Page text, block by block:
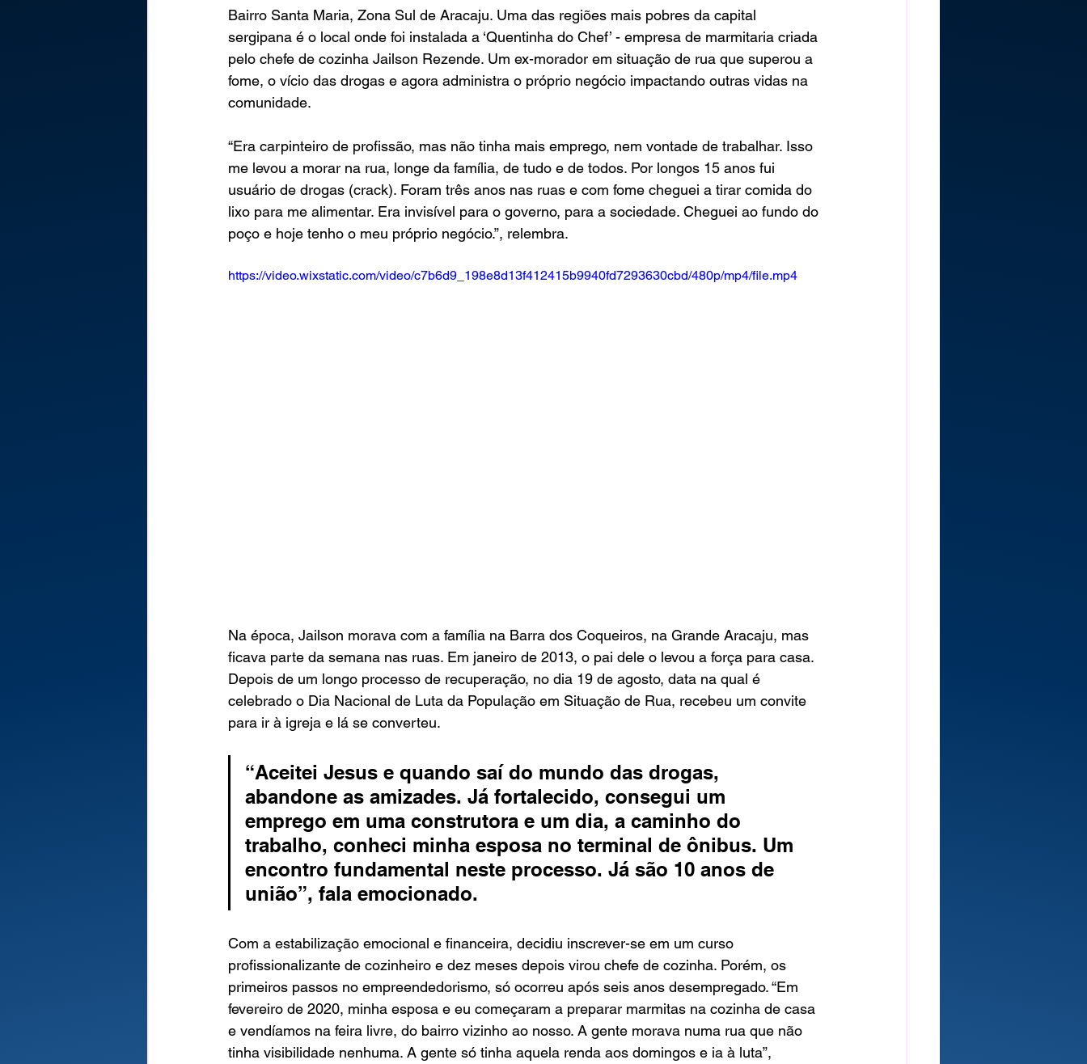
Bairro Santa Maria, Zona Sul de Aracaju. Uma das regiões mais pobres da capital
sergipana é o local onde foi instalada a ‘Quentinha do Chef’ - empresa de marmitaria criada
pelo chefe de cozinha Jailson Rezende. Um ex-morador em situação de rua que superou a
fome, o vício das drogas e agora administra o próprio negócio impactando outras vidas na
comunidade.
“Era carpinteiro de profissão, mas não tinha mais emprego, nem vontade de trabalhar. Isso
me levou a morar na rua, longe da família, de tudo e de todos. Por longos 15 anos fui
usuário de drogas (crack). Foram três anos nas ruas e com fome cheguei a tirar comida do
lixo para me alimentar. Era invisível para o governo, para a sociedade. Cheguei ao fundo do
poço e hoje tenho o meu próprio negócio.”, relembra.
https://video.wixstatic.com/video/c7b6d9_198e8d13f412415b9940fd7293630cbd/480p/mp4/file.mp4
Na época, Jailson morava com a família na Barra dos Coqueiros, na Grande Aracaju, mas
ficava parte da semana nas ruas. Em janeiro de 2013, o pai dele o levou a força para casa.
Depois de um longo processo de recuperação, no dia 19 de agosto, data na qual é
celebrado o Dia Nacional de Luta da População em Situação de Rua, recebeu um convite
para ir à igreja e lá se converteu.
“Aceitei Jesus e quando saí do mundo das drogas,
abandone as amizades. Já fortalecido, consegui um
emprego em uma construtora e um dia, a caminho do
trabalho, conheci minha esposa no terminal de ônibus. Um
encontro fundamental neste processo. Já são 10 anos de
união”, fala emocionado.
Com a estabilização emocional e financeira, decidiu inscrever-se em um curso
profissionalizante de cozinheiro e dez meses depois virou chefe de cozinha. Porém, os
primeiros passos no empreendedorismo, só ocorreu após seis anos desempregado. “Em
fevereiro de 2020, minha esposa e eu começaram a preparar marmitas na cozinha de casa
e vendíamos na feira livre, do bairro vizinho ao nosso. A gente morava numa rua que não
tinha visibilidade nenhuma. A gente só tinha aquela renda aos domingos e ia à luta”,